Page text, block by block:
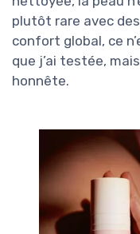
plutôt rare avec
confort global, ce
que j’ai testée,
honnête.